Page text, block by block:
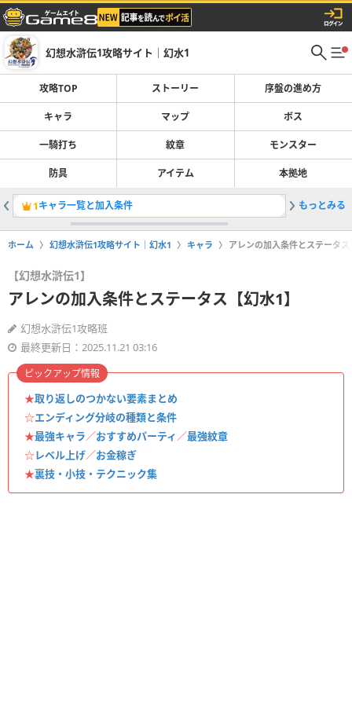
幻想水滸伝1攻略サイト｜幻水1
攻略TOP ストーリー 序盤の進め方
キャラ マップ ボス
一騎打ち 紋章 モンスター
防具 アイテム 本拠地
1キャラ一覧と加入条件 2テオマ
もっとみる
ホーム 幻想水滸伝1攻略サイト｜幻水1 キャラ アレンの加入条件とステータ
【幻想水滸伝1】
アレンの加入条件とステータス【幻水1】
幻想水滸伝1攻略班
最終更新日：2025.11.21 03:16
★取り返しのつかない要素まとめ
☆エンディング分岐の種類と条件
★最強キャラ／おすすめパーティ／最強紋章
☆レベル上げ／お金稼ぎ
★裏技・小技・テクニック集
ピックアップ情報